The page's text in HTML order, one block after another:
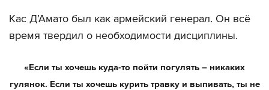
Кас Д’Амато был как армейский генерал. Он всё
время твердил о необходимости дисциплины.
«Если ты хочешь куда-то пойти погулять – никаких
гулянок. Если ты хочешь курить травку и выпивать, ты не